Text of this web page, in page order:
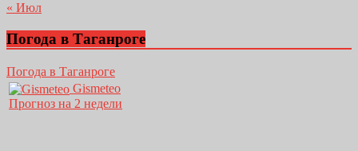
« Июл
Погода в Таганроге
Погода в Таганроге
Gismeteo
Прогноз на 2 недели